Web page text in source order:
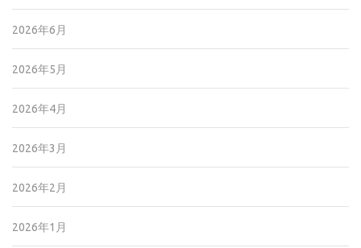
2026年6月
2026年5月
2026年4月
2026年3月
2026年2月
2026年1月